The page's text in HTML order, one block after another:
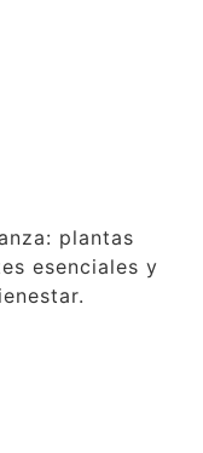
plantas
esenciales y